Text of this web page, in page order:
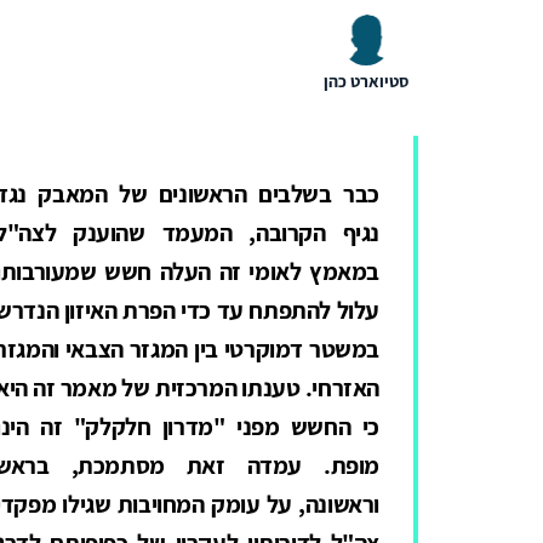
סטיוארט כהן
כבר בשלבים הראשונים של המאבק
נגיף הקרובה, המעמד שהוענק
במאמץ לאומי זה העלה חשש
עלול להתפתח עד כדי הפרת האיזון
במשטר דמוקרטי בין המגזר הצבאי
האזרחי. טענתו המרכזית של מאמר זה
כי החשש מפני "מדרון חלקלק" זה
מופת. עמדה זאת מסתמכת,
וראשונה, על עומק המחויבות שגילו